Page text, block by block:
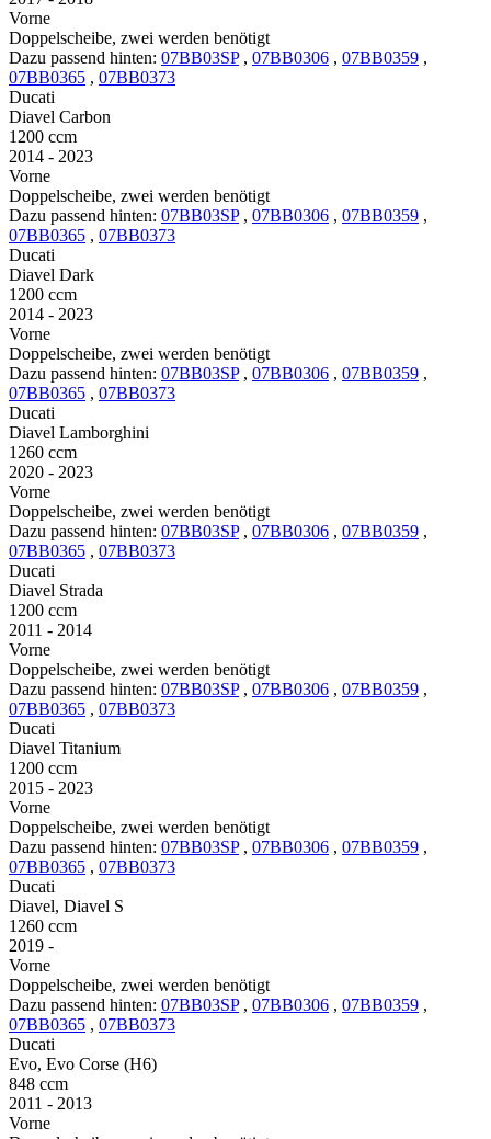
Vorne
Doppelscheibe, zwei werden benötigt
Dazu passend hinten: 07BB03SP , 07BB0306 , 07BB0359 ,
07BB0365 , 07BB0373
Ducati
Diavel Carbon
1200 ccm
2014 - 2023
Vorne
Doppelscheibe, zwei werden benötigt
Dazu passend hinten: 07BB03SP , 07BB0306 , 07BB0359 ,
07BB0365 , 07BB0373
Ducati
Diavel Dark
1200 ccm
2014 - 2023
Vorne
Doppelscheibe, zwei werden benötigt
Dazu passend hinten: 07BB03SP , 07BB0306 , 07BB0359 ,
07BB0365 , 07BB0373
Ducati
Diavel Lamborghini
1260 ccm
2020 - 2023
Vorne
Doppelscheibe, zwei werden benötigt
Dazu passend hinten: 07BB03SP , 07BB0306 , 07BB0359 ,
07BB0365 , 07BB0373
Ducati
Diavel Strada
1200 ccm
2011 - 2014
Vorne
Doppelscheibe, zwei werden benötigt
Dazu passend hinten: 07BB03SP , 07BB0306 , 07BB0359 ,
07BB0365 , 07BB0373
Ducati
Diavel Titanium
1200 ccm
2015 - 2023
Vorne
Doppelscheibe, zwei werden benötigt
Dazu passend hinten: 07BB03SP , 07BB0306 , 07BB0359 ,
07BB0365 , 07BB0373
Ducati
Diavel, Diavel S
1260 ccm
2019 -
Vorne
Doppelscheibe, zwei werden benötigt
Dazu passend hinten: 07BB03SP , 07BB0306 , 07BB0359 ,
07BB0365 , 07BB0373
Ducati
Evo, Evo Corse (H6)
848 ccm
2011 - 2013
Vorne